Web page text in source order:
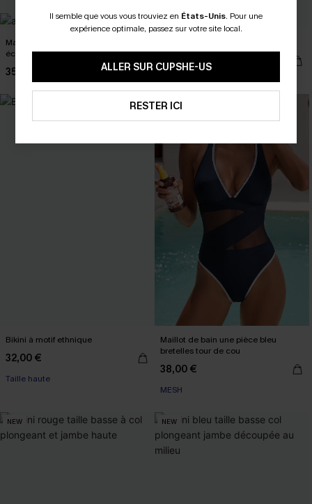
Maillot de bain une pièce noir
échancré
35,00 €
35,00 €
Bikini à motif ethnique
32,00 €
Taille haute
NEW
Maillot de bain une pièce bleu
bretelles tour de cou
38,00 €
MESH
NEW NEW
Il semble que vous vous trouviez en États-Unis. Pour une
expérience optimale, passez sur votre site local.
ALLER SUR CUPSHE-US
RESTER ICI